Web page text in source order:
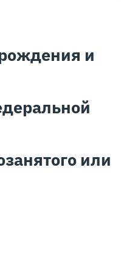
и
или